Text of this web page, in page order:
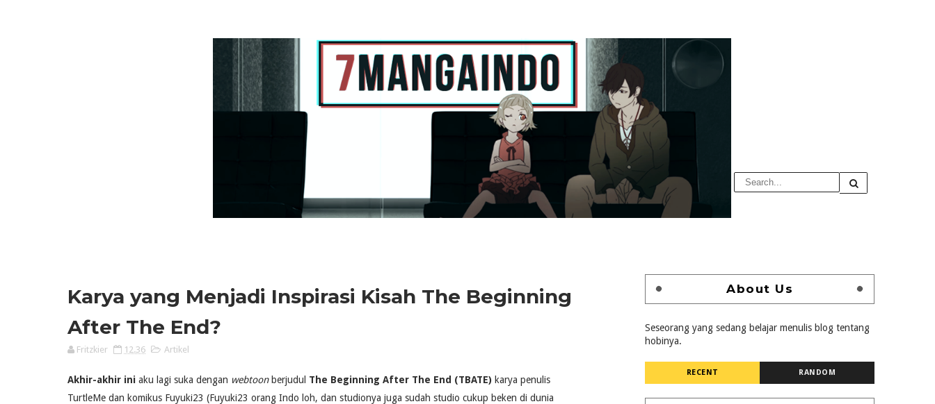
Karya yang Menjadi Inspirasi Kisah The Beginning
After The End?
Fritzkier 12.36 Artikel
Akhir-akhir ini aku lagi suka dengan webtoonberjudul The Beginning After The End (TBATE) karya penulis
TurtleMe dan komikus Fuyuki23 (Fuyuki23 orang Indo loh, dan studionya juga sudah studio cukup beken di dunia
About Us
Seseorang yang sedang belajar menulis blog tentang
hobinya.
RECENT RANDOM